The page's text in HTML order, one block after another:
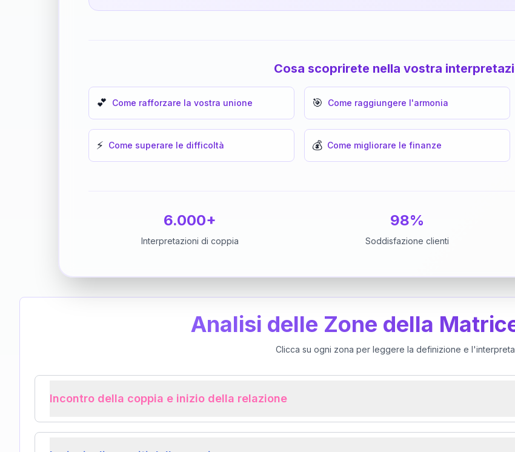
Cosa scoprirete nella vostra
💕 Come rafforzare la vostra unione 🎯 Come raggiungere l'armonia
⚡ Come superare le difficoltà 💰 Come migliorare le finanze
6.000+
Interpretazioni di coppia
98%
Soddisfazione clienti
Analisi delle Zone della
Clicca su ogni zona per leggere la definizione e
Incontro della coppia e inizio della relazione